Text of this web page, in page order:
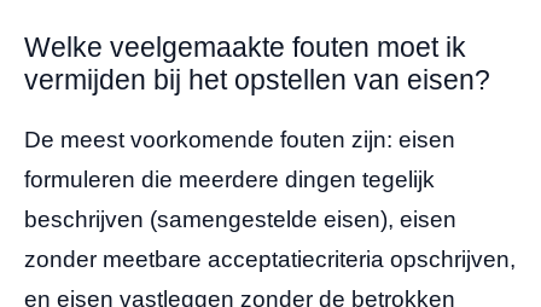
Welke veelgemaakte fouten moet ik
vermijden bij het opstellen van eisen?
De meest voorkomende fouten zijn: eisen
formuleren die meerdere dingen tegelijk
beschrijven (samengestelde eisen), eisen
zonder meetbare acceptatiecriteria opschrijven,
en eisen vastleggen zonder de betrokken